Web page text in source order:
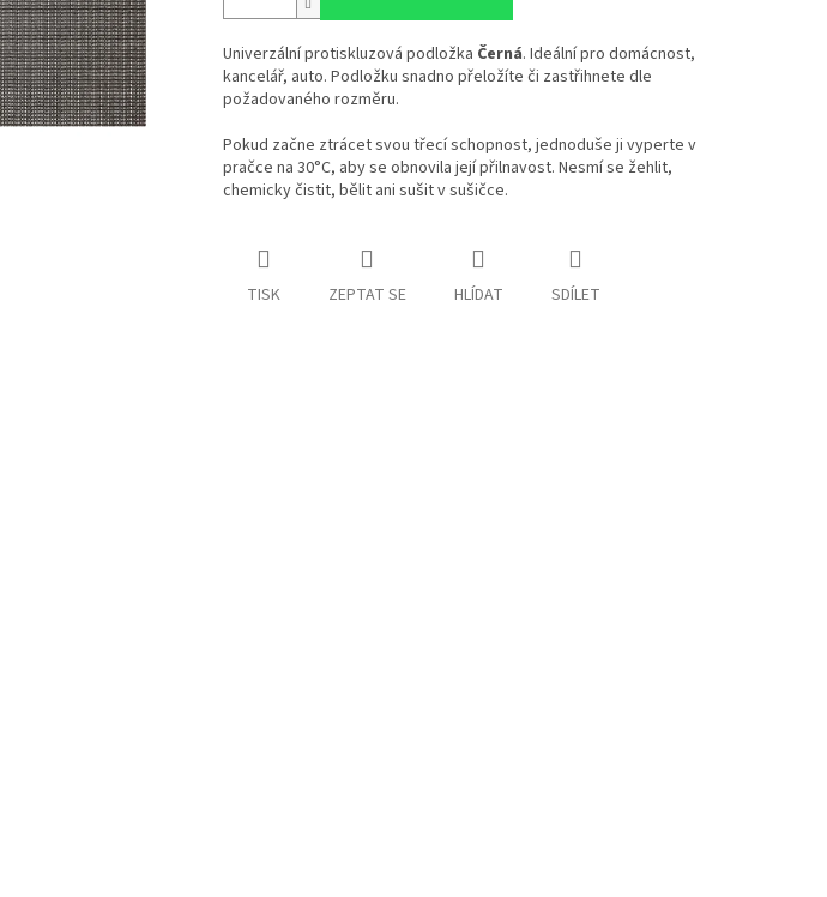
Univerzální protiskluzová podložka Černá. Ideální pro domácnost,
kancelář, auto. Podložku snadno přeložíte či zastřihnete dle
požadovaného rozměru.
Pokud začne ztrácet svou třecí schopnost, jednoduše ji vyperte v
pračce na 30°C, aby se obnovila její přilnavost. Nesmí se žehlit,
chemicky čistit, bělit ani sušit v sušičce.
TISK ZEPTAT SE HLÍDAT SDÍLET